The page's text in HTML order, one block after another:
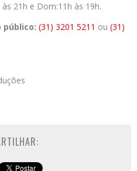
21h e Dom:11h às 19h.
público: (31) 3201 5211 ou (31)